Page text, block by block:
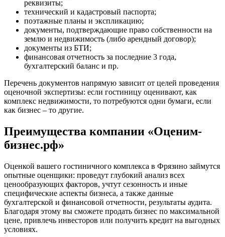
реквизиты;
технический и кадастровый паспорта;
поэтажные планы и экспликацию;
документы, подтверждающие право собственности на
землю и недвижимость (либо арендный договор);
документы из БТИ;
финансовая отчетность за последние 3 года,
бухгалтерский баланс и пр.
Перечень документов напрямую зависит от целей проведения
оценочной экспертизы: если гостиницу оценивают, как
комплекс недвижимости, то потребуются одни бумаги, если
как бизнес – то другие.
Преимущества компании «Оценим-
бизнес.рф»
Оценкой вашего гостиничного комплекса в Фрязино займутся
опытные оценщики: проведут глубокий анализ всех
ценообразующих факторов, учтут сезонность и иные
специфические аспекты бизнеса, а также данные
бухгалтерской и финансовой отчетности, результаты аудита.
Благодаря этому вы сможете продать бизнес по максимальной
цене, привлечь инвесторов или получить кредит на выгодных
условиях.
Дубна
Дюртюли
Евпатория
Егорьевск
Екатеринбург
Елабуга
Елец
Елизово
Ермолино
Ессентуки
Железногорск-Илимский
Жуковский
Заводоуковск
Заозерный
Заполярный
Зарайск
Заречный